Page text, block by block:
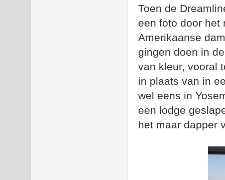
Toen de
een foto door het
Amerikaanse
gingen doen in
van kleur, vooral
in plaats van in
wel eens in
een lodge
het maar dapper